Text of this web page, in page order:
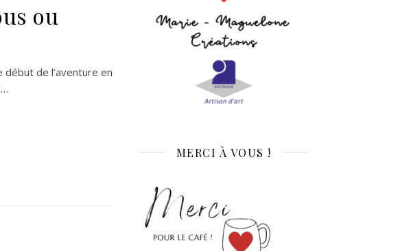
ou
début de l’aventure en
MERCI À VOUS !